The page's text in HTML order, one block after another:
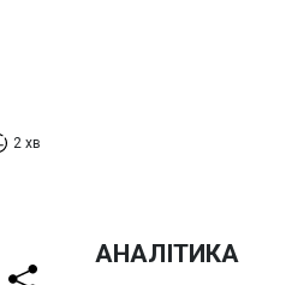
2 хв
АНАЛІТИКА